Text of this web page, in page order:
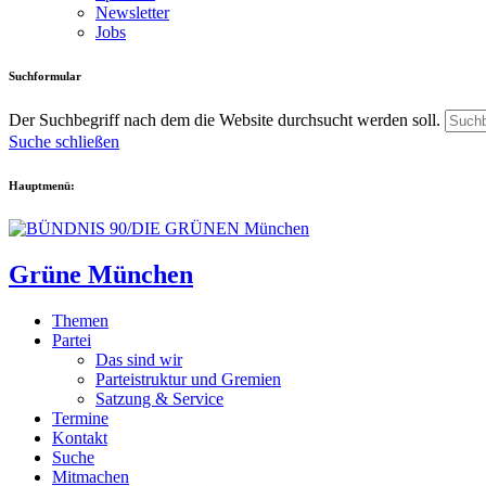
Newsletter
Jobs
Suchformular
Der Suchbegriff nach dem die Website durchsucht werden soll.
Suche schließen
Hauptmenü:
Grüne München
Themen
Partei
Das sind wir
Parteistruktur und Gremien
Satzung & Service
Termine
Kontakt
Suche
Mitmachen